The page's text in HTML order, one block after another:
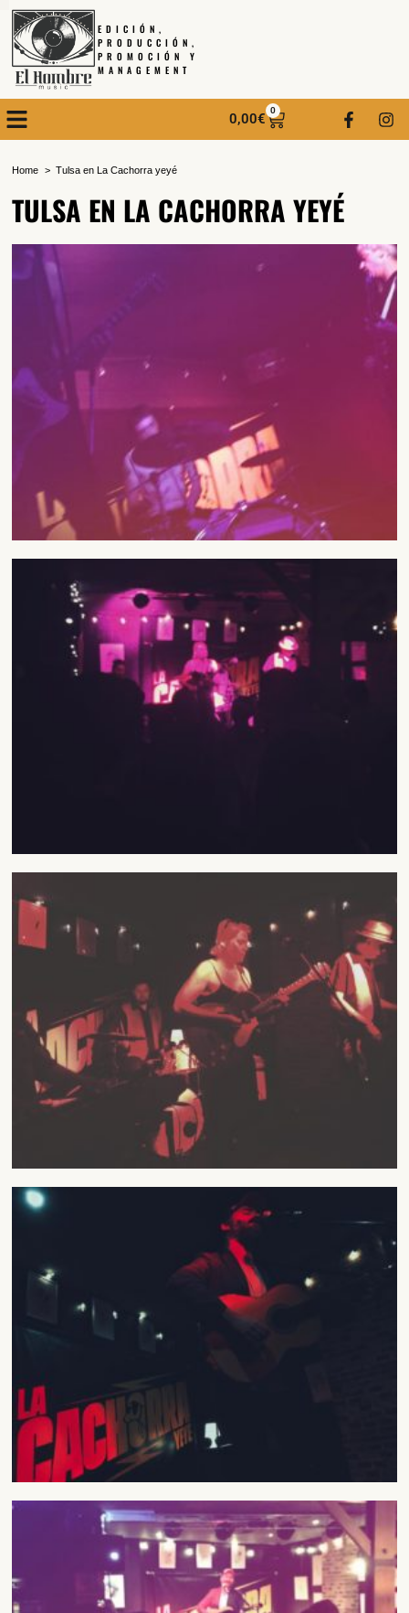
EDICIÓN,
PRODUCCIÓN,
PROMOCIÓN Y
MANAGEMENT
0,00€
0
Home Tulsa en La Cachorra yeyé
TULSA EN LA CACHORRA YEYÉ